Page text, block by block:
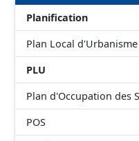
Planification
Plan Local d'Urbanisme
PLU
Plan d'Occupation des
POS